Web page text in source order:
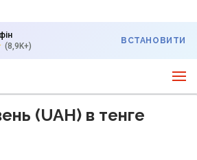
(8,9K+)
ВСТАНОВИТИ
(UAH) в тенге